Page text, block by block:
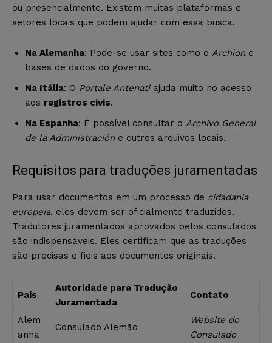
ou presencialmente. Existem muitas plataformas e
setores locais que podem ajudar com essa busca.
Na Alemanha: Pode-se usar sites como o Archione
bases de dados do governo.
Na Itália: O Portale Antenatiajuda muito no acesso
aos registros civis.
Na Espanha: É possível consultar o Archivo General
de la Administracióne outros arquivos locais.
Requisitos para traduções juramentadas
Para usar documentos em um processo de cidadania
europeia, eles devem ser oficialmente traduzidos.
Tradutores juramentados aprovados pelos consulados
são indispensáveis. Eles certificam que as traduções
são precisas e fieis aos documentos originais.
País
Autoridade para Tradução
Juramentada
Contato
Alem
anha
Consulado Alemão
Website do
Consulado